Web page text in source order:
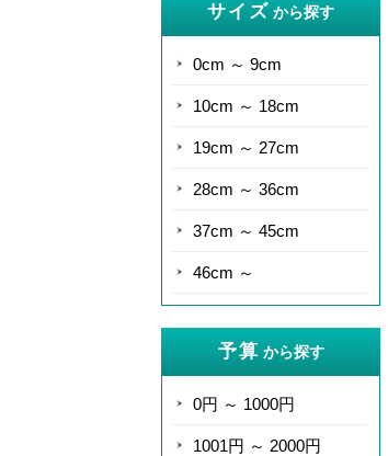
サイズ から探す
0cm ～ 9cm
10cm ～ 18cm
19cm ～ 27cm
28cm ～ 36cm
37cm ～ 45cm
46cm ～
予算 から探す
0円 ～ 1000円
1001円 ～ 2000円